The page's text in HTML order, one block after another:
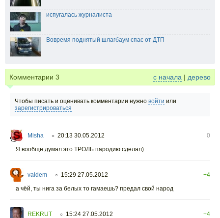
испугалась журналиста
Вовремя поднятый шлагбаум спас от ДТП
Комментарии 3 с начала | дерево
Чтобы писать и оценивать комментарии нужно войти или
зарегистрироваться
Misha ○ 20:13 30.05.2012
0
Я вообще думал это ТРОЛЬ пародию сделал)
valdem ○ 15:29 27.05.2012
+4
а чёй, ты нига за белых то гамаешь? предал свой народ
REKRUT ○ 15:24 27.05.2012
+4